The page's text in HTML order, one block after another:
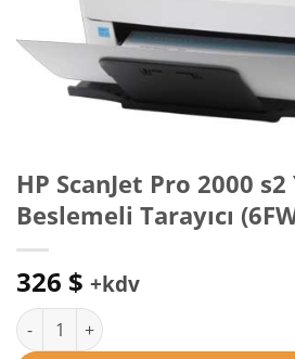
HP ScanJet Pro 2000
Beslemeli Tarayıcı
326 $ +kdv
HP ScanJet Pro 2000 s2 Yaprak